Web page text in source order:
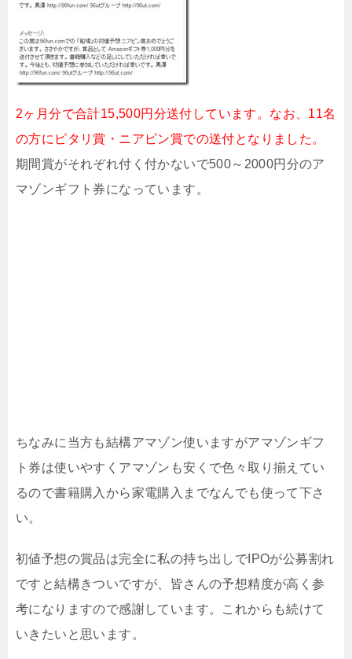
2ヶ月分で合計15,500円分送付しています。なお、11名
の方にピタリ賞・ニアピン賞での送付となりました。
期間賞がそれぞれ付く付かないで500～2000円分のア
マゾンギフト券になっています。
ちなみに当方も結構アマゾン使いますがアマゾンギフ
ト券は使いやすくアマゾンも安くで色々取り揃えてい
るので書籍購入から家電購入までなんでも使って下さ
い。
初値予想の賞品は完全に私の持ち出しでIPOが公募割れ
ですと結構きついですが、皆さんの予想精度が高く参
考になりますので感謝しています。これからも続けて
いきたいと思います。